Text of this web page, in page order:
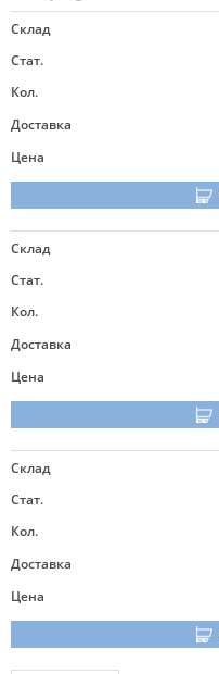
Склад
Стат.
Кол.
Доставка
Цена
Склад
Стат.
Кол.
Доставка
Цена
Склад
Стат.
Кол.
Доставка
Цена